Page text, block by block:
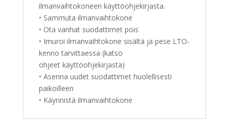
ilmanvaihtokoneen käyttöohjekirjasta.
• Sammuta ilmanvaihtokone
• Ota vanhat suodattimet pois
• Imuroi ilmanvaihtokone sisältä ja pese LTO-
kenno tarvittaessa (katso
ohjeet käyttöohjekirjasta)
• Asenna uudet suodattimet huolellisesti
paikoilleen
• Käynnistä ilmanvaihtokone